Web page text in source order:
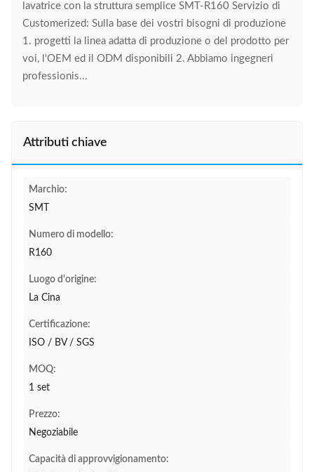
lavatrice con la struttura semplice SMT-R160 Servizio di
Customerized: Sulla base dei vostri bisogni di produzione
1. progetti la linea adatta di produzione o del prodotto per
voi, l'OEM ed il ODM disponibili 2. Abbiamo ingegneri
professionis...
Attributi chiave
Marchio:
SMT
Numero di modello:
R160
Luogo d'origine:
La Cina
Certificazione:
ISO / BV / SGS
MOQ:
1 set
Prezzo:
Negoziabile
Capacità di approvvigionamento: